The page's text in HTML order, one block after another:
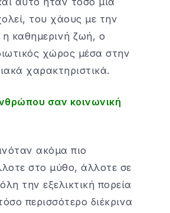
του χάους με την
καθημερινή ζωή, ο
χώρος μέσα στην
χαρακτηριστικά.
σαν κοινωνική
ακόμα πιο
στο μύθο, άλλοτε σε
την εξελικτική πορεία
περισσότερο διέκρινα